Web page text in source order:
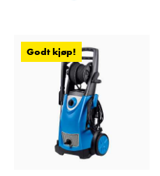
Godt kjøp!